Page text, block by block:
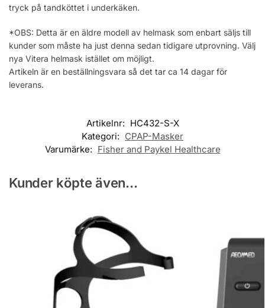
tryck på tandköttet i underkäken.
*OBS: Detta är en äldre modell av helmask som enbart säljs till
kunder som måste ha just denna sedan tidigare utprovning. Välj
nya Vitera helmask istället om möjligt.
Artikeln är en beställningsvara så det tar ca 14 dagar för
leverans.
Artikelnr: HC432-S-X
Kategori: CPAP-Masker
Varumärke: Fisher and Paykel Healthcare
Kunder köpte även...